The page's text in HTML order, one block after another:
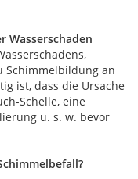
Wasserschaden
Schimmelbildung an
ist, dass die Ursache
Schelle, eine
u. s. w. bevor